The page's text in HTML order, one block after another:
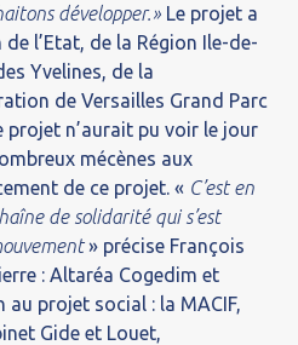
développer.» Le projet a
l’Etat, de la Région Ile-de-
Yvelines, de la
de Versailles Grand Parc
projet n’aurait pu voir le jour
mécènes aux
de ce projet. « C’est en
de solidarité qui s’est
» précise François
: Altaréa Cogedim et
projet social : la MACIF,
Gide et Louet,